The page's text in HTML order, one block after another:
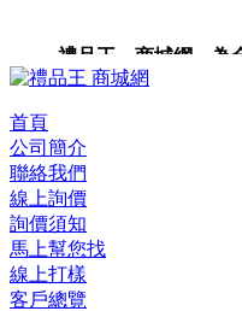
禮品王 商城網 為全
品包裝,禮品卡,企業
首頁
公司簡介
聯絡我們
線上詢價
詢價須知
馬上幫您找
線上打樣
客戶總覽